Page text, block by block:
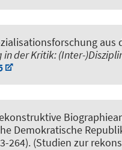
der Kritik: (Inter-
Demokratische
264). (Studien zur